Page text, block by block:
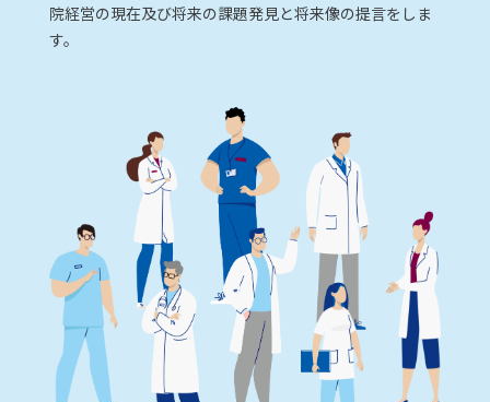
院経営の現在及び将来の課題発見と将来像の提言をしま
す。